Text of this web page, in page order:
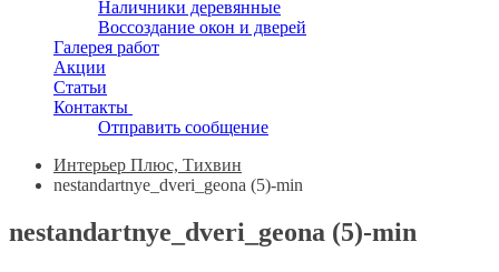
Наличники деревянные
Воссоздание окон и дверей
Галерея работ
Акции
Статьи
Контакты
Отправить сообщение
Интерьер Плюс, Тихвин
nestandartnye_dveri_geona (5)-min
nestandartnye_dveri_geona (5)-min